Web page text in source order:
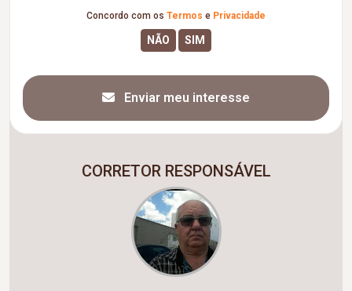
Concordo com os Termos e Privacidade
Enviar meu interesse
CORRETOR RESPONSÁVEL